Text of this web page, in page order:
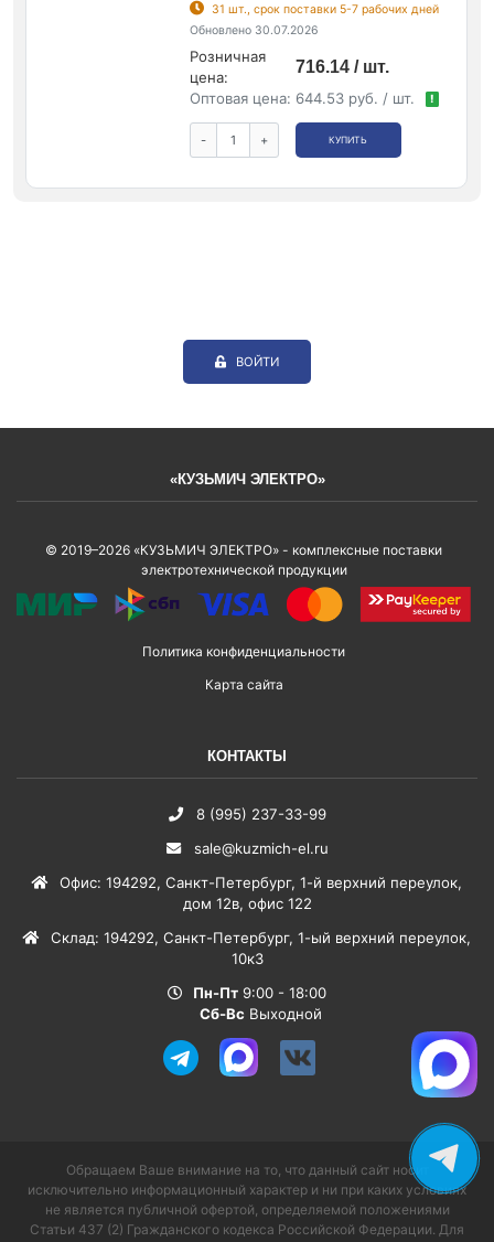
31 шт., срок поставки 5-7 рабочих дней
Обновлено 30.07.2026
Розничная
цена:
716.14 / шт.
Оптовая цена: 644.53 руб. / шт. !
- + КУПИТЬ
ВОЙТИ
«КУЗЬМИЧ ЭЛЕКТРО»
© 2019–2026 «КУЗЬМИЧ ЭЛЕКТРО» - комплексные поставки
электротехнической продукции
Политика конфиденциальности
Карта сайта
КОНТАКТЫ
8 (995) 237-33-99
sale@kuzmich-el.ru
Офис: 194292, Санкт-Петербург, 1-й верхний переулок,
дом 12в, офис 122
Склад: 194292, Санкт-Петербург, 1-ый верхний переулок,
10к3
Пн-Пт 9:00 - 18:00
Сб-Вс Выходной
Обращаем Ваше внимание на то, что данный сайт носит
исключительно информационный характер и ни при каких условиях
не является публичной офертой, определяемой положениями
Статьи 437 (2) Гражданского кодекса Российской Федерации. Для